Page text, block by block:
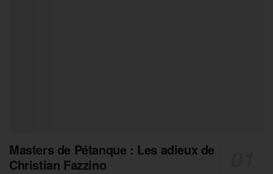
Masters de Pétanque : Les adieux de
Christian Fazzino